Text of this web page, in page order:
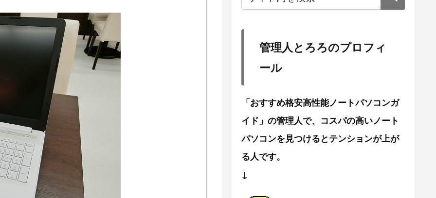
管理人とろろのプロフィ
ール
「おすすめ格安高性能ノートパソコンガ
イド」の管理人で、コスパの高いノート
パソコンを見つけるとテンションが上が
る人です。
↓